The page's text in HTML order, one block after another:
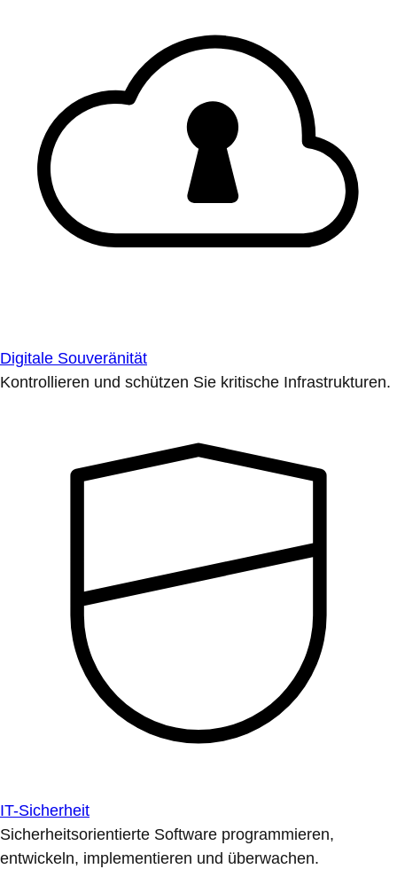
Digitale Souveränität
Kontrollieren und schützen Sie kritische Infrastrukturen.
IT-Sicherheit
Sicherheitsorientierte Software programmieren,
entwickeln, implementieren und überwachen.